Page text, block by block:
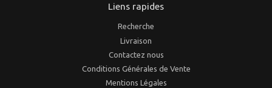
Liens rapides
Recherche
Livraison
Contactez nous
Conditions Générales de Vente
Mentions Légales